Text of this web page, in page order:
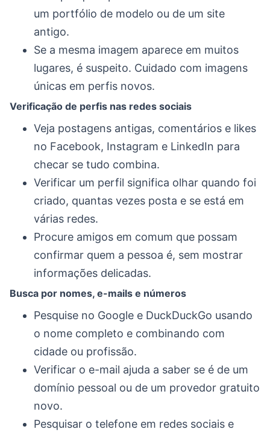
um portfólio de modelo ou de um site
antigo.
Se a mesma imagem aparece em muitos
lugares, é suspeito. Cuidado com imagens
únicas em perfis novos.
Verificação de perfis nas redes sociais
Veja postagens antigas, comentários e likes
no Facebook, Instagram e LinkedIn para
checar se tudo combina.
Verificar um perfil significa olhar quando foi
criado, quantas vezes posta e se está em
várias redes.
Procure amigos em comum que possam
confirmar quem a pessoa é, sem mostrar
informações delicadas.
Busca por nomes, e-mails e números
Pesquise no Google e DuckDuckGo usando
o nome completo e combinando com
cidade ou profissão.
Verificar o e-mail ajuda a saber se é de um
domínio pessoal ou de um provedor gratuito
novo.
Pesquisar o telefone em redes sociais e